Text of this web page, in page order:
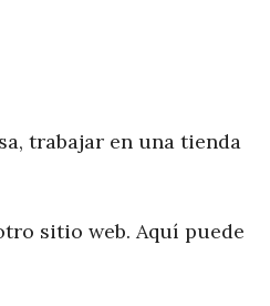
trabajar en una tienda
sitio web. Aquí puede